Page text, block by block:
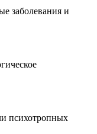
заболевания и
психотропных